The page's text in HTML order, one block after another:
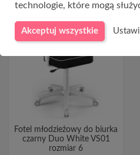
Fotel młodzieżowy do biurka
czarny Duo White VS01
rozmiar 6
technologie, które mogą
Akceptuj wszystkie